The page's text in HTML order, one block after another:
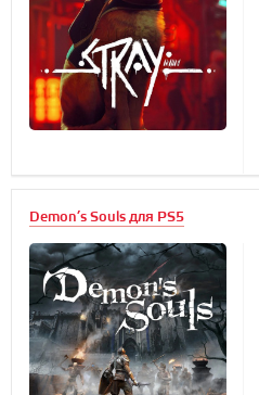
Demon’s Souls для PS5